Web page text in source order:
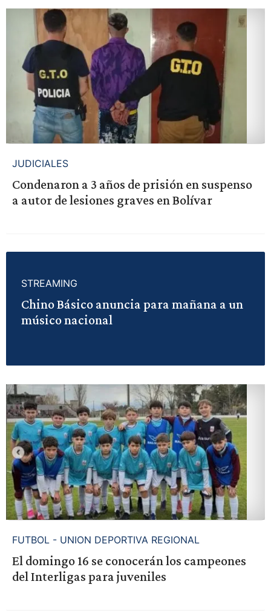
JUDICIALES
Condenaron a 3 años de prisión en suspenso
a autor de lesiones graves en Bolívar
STREAMING
Chino Básico anuncia para mañana a un
músico nacional
FUTBOL - UNION DEPORTIVA REGIONAL
El domingo 16 se conocerán los campeones
del Interligas para juveniles